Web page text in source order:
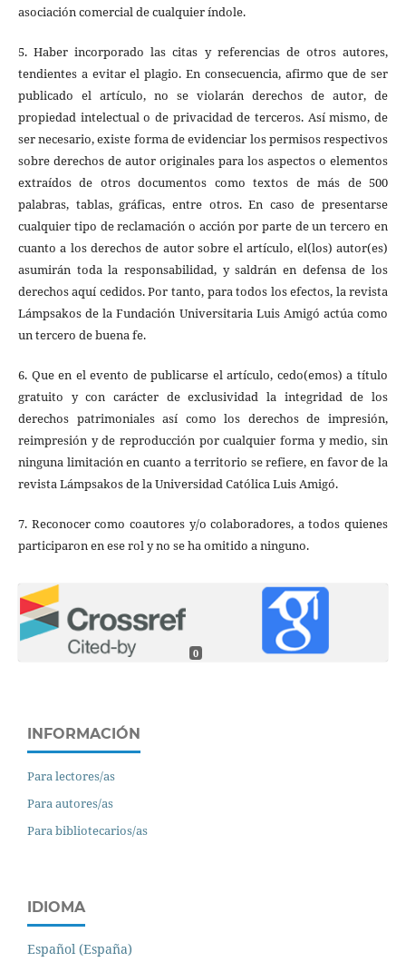
asociación comercial de cualquier índole.
5. Haber incorporado las citas y referencias de otros autores,
tendientes a evitar el plagio. En consecuencia, afirmo que de ser
publicado el artículo, no se violarán derechos de autor, de
propiedad intelectual o de privacidad de terceros. Así mismo, de
ser necesario, existe forma de evidenciar los permisos respectivos
sobre derechos de autor originales para los aspectos o elementos
extraídos de otros documentos como textos de más de 500
palabras, tablas, gráficas, entre otros. En caso de presentarse
cualquier tipo de reclamación o acción por parte de un tercero en
cuanto a los derechos de autor sobre el artículo, el(los) autor(es)
asumirán toda la responsabilidad, y saldrán en defensa de los
derechos aquí cedidos. Por tanto, para todos los efectos, la revista
Lámpsakos de la Fundación Universitaria Luis Amigó actúa como
un tercero de buena fe.
6. Que en el evento de publicarse el artículo, cedo(emos) a título
gratuito y con carácter de exclusividad la integridad de los
derechos patrimoniales así como los derechos de impresión,
reimpresión y de reproducción por cualquier forma y medio, sin
ninguna limitación en cuanto a territorio se refiere, en favor de la
revista Lámpsakos de la Universidad Católica Luis Amigó.
7. Reconocer como coautores y/o colaboradores, a todos quienes
participaron en ese rol y no se ha omitido a ninguno.
0
INFORMACIÓN
Para lectores/as
Para autores/as
Para bibliotecarios/as
IDIOMA
Español (España)